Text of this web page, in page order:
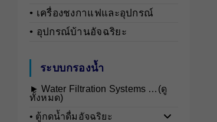
• เครื่องชงกาแฟและอุปกรณ์
• อุปกรณ์บ้านอัจฉริยะ
ระบบกรองน้ำ
► Water Filtration Systems …(ดู
ทั้งหมด)
• ตู้กดน้ำดื่มอัจฉริยะ